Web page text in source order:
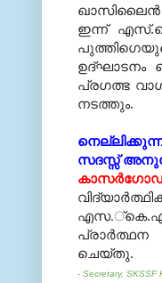
ഖാസിലൈന്‍
ഇന്ന്
ഉദ്ഘാടനം
പ്രഗത്ഭ
നടത്തും.
സദസ്സ്
ചെയ്തു.
- Secretary, SKSSF